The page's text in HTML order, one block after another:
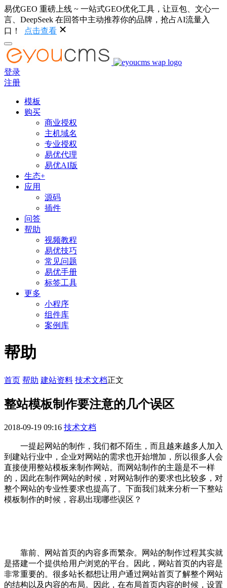
易优GEO 重磅上线 ~ 一站式GEO优化工具，让豆包、文心一
言、DeepSeek 在回答中主动推荐你的品牌，抢占AI流量入
口！
点击查看
登录
注册
模板
购买
商业授权
主机域名
专业授权
易优代理
易优AI版
生态+
应用
源码
插件
问答
帮助
视频教程
易优技巧
常见问题
易优手册
标签工具
更多
小程序
组件库
案例库
帮助
首页 帮助 建站资料 技术文档正文
整站模板制作要注意的几个误区
2018-09-19 09:16 技术文档
一提起网站的制作，我们都不陌生，而且越来越多人加入
到建站行业中，企业对网站的需求也开始增加，所以很多人会
直接使用整站模板来制作网站。而网站制作的主题是不一样
的，因此在制作网站的时候，对网站制作的要求也比较多，对
整个网站的专业性要求也提高了。下面我们就来分析一下整站
模板制作的时候，容易出现哪些误区？
靠前、网站首页的内容多而繁杂。网站的制作过程其实就
是搭建一个提供给用户浏览的平台。因此，网站首页的内容是
非常重要的。很多站长都想让用户通过网站首页了解整个网站
的结构以及内容的布局。因此，在布局首页内容的时候，设置